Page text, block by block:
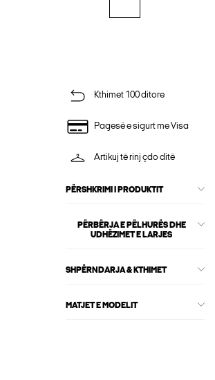
Kthimet 100 ditore
Pagesë e sigurt me Visa
Artikuj të rinj çdo ditë
PËRSHKRIMI I PRODUKTIT
PËRBËRJA E PËLHURËS DHE
UDHËZIMET E LARJES
SHPËRNDARJA & KTHIMET
MATJET E MODELIT